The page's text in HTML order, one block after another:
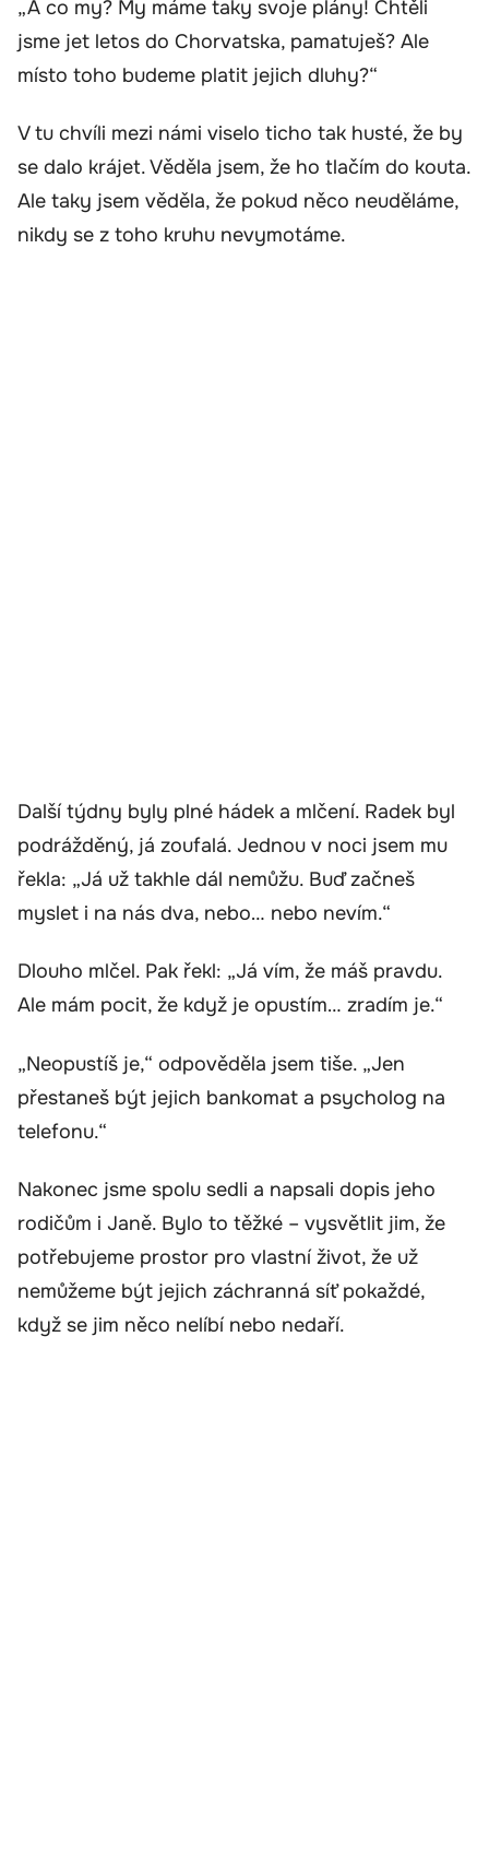
„A co my? My máme taky svoje plány! Chtěli
jsme jet letos do Chorvatska, pamatuješ? Ale
místo toho budeme platit jejich dluhy?“
V tu chvíli mezi námi viselo ticho tak husté, že by
se dalo krájet. Věděla jsem, že ho tlačím do kouta.
Ale taky jsem věděla, že pokud něco neuděláme,
nikdy se z toho kruhu nevymotáme.
Další týdny byly plné hádek a mlčení. Radek byl
podrážděný, já zoufalá. Jednou v noci jsem mu
řekla: „Já už takhle dál nemůžu. Buď začneš
myslet i na nás dva, nebo… nebo nevím.“
Dlouho mlčel. Pak řekl: „Já vím, že máš pravdu.
Ale mám pocit, že když je opustím… zradím je.“
„Neopustíš je,“ odpověděla jsem tiše. „Jen
přestaneš být jejich bankomat a psycholog na
telefonu.“
Nakonec jsme spolu sedli a napsali dopis jeho
rodičům i Janě. Bylo to těžké – vysvětlit jim, že
potřebujeme prostor pro vlastní život, že už
nemůžeme být jejich záchranná síť pokaždé,
když se jim něco nelíbí nebo nedaří.